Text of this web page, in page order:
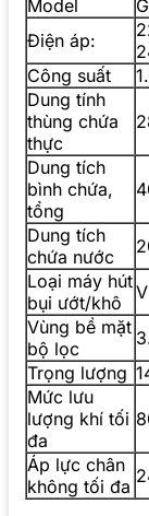
Model
Điện áp:
Công suất
Dung tính
thùng chứa
thực
Dung tích
bình chứa,
tổng
Dung tích
chứa nước
Loại máy hút
bụi ướt/khô
V
Vùng bề mặt
bộ lọc
Trọng lượng
Mức lưu
lượng khí tối
đa
Áp lực chân
không tối đa